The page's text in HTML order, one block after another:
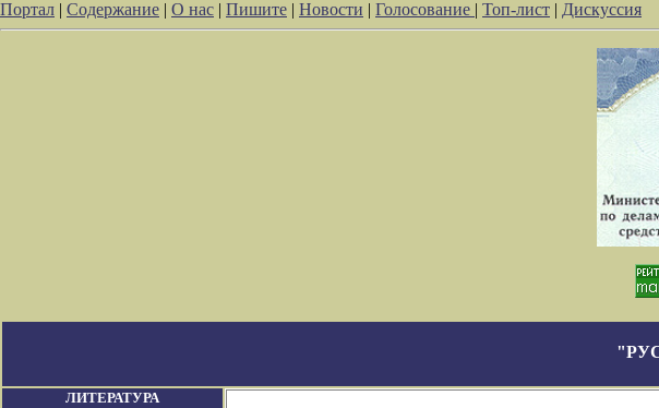
Портал | Содержание | О нас | Пишите | Новости | Голосование | Топ-лист | Дискуссия
ЛИТЕРАТУРА